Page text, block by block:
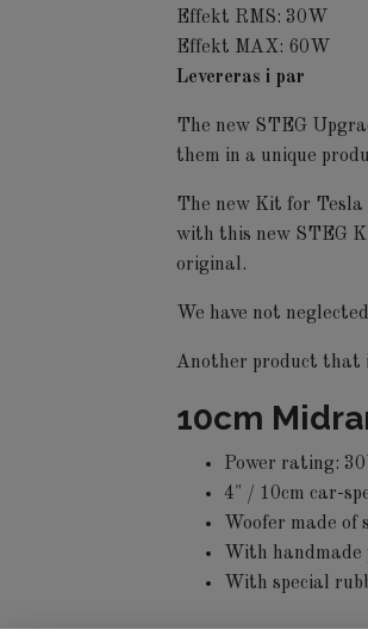
Effekt RMS: 30W
Effekt MAX: 60W
Levereras i par
The new STEG
them in a unique
The new Kit for Tesla
with this new STEG
original.
We have not
Another product that
10cm
Power rating:
4" / 10cm car-
Woofer made of
With handmade
With special